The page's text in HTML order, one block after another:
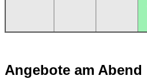
Angebote am Abend